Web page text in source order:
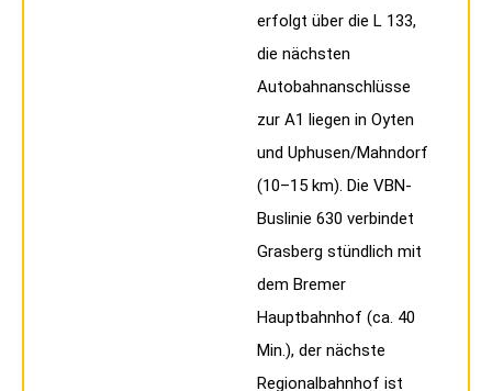
erfolgt über die L 133,
die nächsten
Autobahnanschlüsse
zur A1 liegen in Oyten
und Uphusen/Mahndorf
(10–15 km). Die VBN-
Buslinie 630 verbindet
Grasberg stündlich mit
dem Bremer
Hauptbahnhof (ca. 40
Min.), der nächste
Regionalbahnhof ist